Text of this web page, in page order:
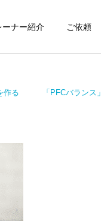
ーナー紹介 ご依頼
レッスン
ング
ます
える
バランス」という食事の黄金